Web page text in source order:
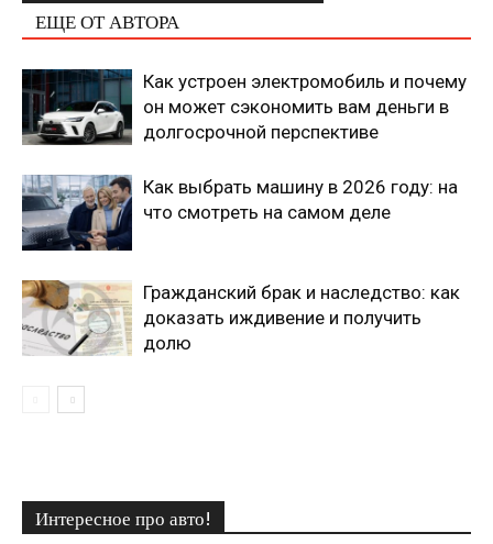
ЕЩЕ ОТ АВТОРА
Как устроен электромобиль и почему
он может сэкономить вам деньги в
долгосрочной перспективе
Как выбрать машину в 2026 году: на
что смотреть на самом деле
Гражданский брак и наследство: как
доказать иждивение и получить
долю
Интересное про авто!